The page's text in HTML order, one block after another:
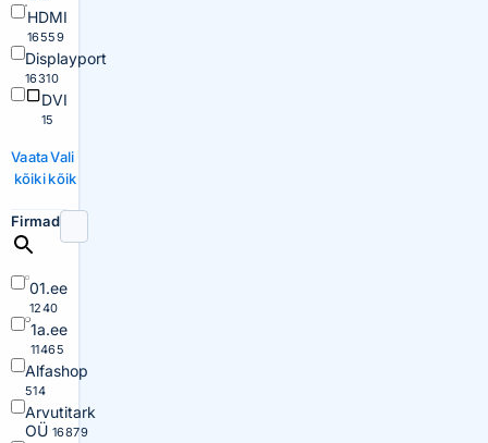
HDMI
16559
Displayport
16310
DVI
15
Vaata
kõiki
Vali
kõik
Firmad
01.ee
1240
1a.ee
11465
Alfashop
514
Arvutitark
OÜ 16879